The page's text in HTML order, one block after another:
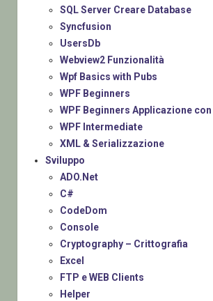
SQL Server Creare Database
Syncfusion
UsersDb
Webview2 Funzionalità
Wpf Basics with Pubs
WPF Beginners
WPF Beginners Applicazione con
WPF Intermediate
XML & Serializzazione
Sviluppo
ADO.Net
C#
CodeDom
Console
Cryptography – Crittografia
Excel
FTP e WEB Clients
Helper